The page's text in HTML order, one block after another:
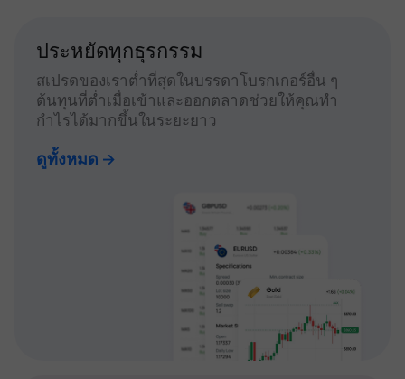
ประหยัดทุกธุรกรรม
สเปรดของเราต่ำที่สุดในบรรดาโบรกเกอร์อื่น ๆ
ต้นทุนที่ต่ำเมื่อเข้าและออกตลาดช่วยให้คุณทำ
กำไรได้มากขึ้นในระยะยาว
ดูทั้งหมด